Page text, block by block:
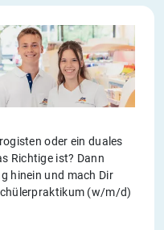
oder ein duales
Richtige ist? Dann
hinein und mach Dir
(w/m/d)